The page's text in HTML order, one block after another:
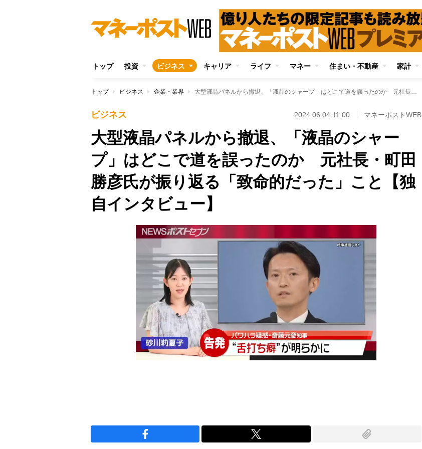
トップ 投資 ビジネス キャリア ライフ マネー 住まい・不動産 家計
トップ ビジネス 企業・業界 大型液晶パネルから撤退、「液晶のシャープ」はどこで道を誤ったのか 元社長・町田勝彦氏が振り返る「致命的だった」こと【独自インタビュー】
ビジネス 2024.06.04 11:00 マネーポストWEB
大型液晶パネルから撤退、「液晶のシャー
プ」はどこで道を誤ったのか 元社長・町田
勝彦氏が振り返る「致命的だった」こと【独
自インタビュー】